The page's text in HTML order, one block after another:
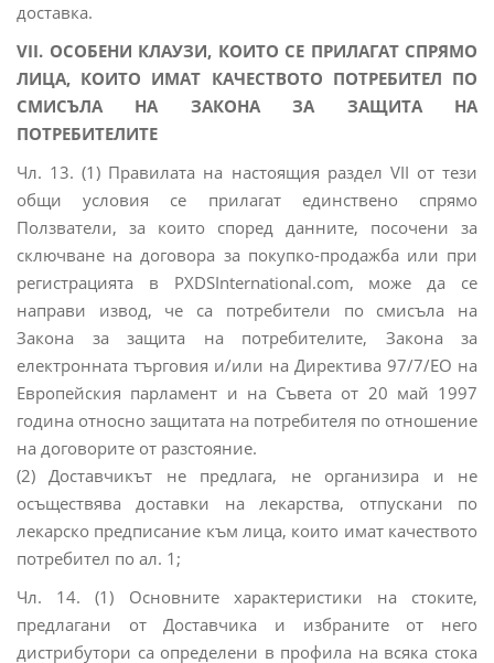
доставка.
VII. ОСОБЕНИ КЛАУЗИ, КОИТО СЕ ПРИЛАГАТ СПРЯМО
ЛИЦА, КОИТО ИМАТ КАЧЕСТВОТО ПОТРЕБИТЕЛ ПО
СМИСЪЛА НА ЗАКОНА ЗА ЗАЩИТА НА
ПОТРЕБИТЕЛИТЕ
Чл. 13. (1) Правилата на настоящия раздел VII от тези
общи условия се прилагат единствено спрямо
Ползватели, за които според данните, посочени за
сключване на договора за покупко-продажба или при
регистрацията в PXDSInternational.com, може да се
направи извод, че са потребители по смисъла на
Закона за защита на потребителите, Закона за
електронната търговия и/или на Директива 97/7/ЕО на
Европейския парламент и на Съвета от 20 май 1997
година относно защитата на потребителя по отношение
на договорите от разстояние.
(2) Доставчикът не предлага, не организира и не
осъществява доставки на лекарства, отпускани по
лекарско предписание към лица, които имат качеството
потребител по ал. 1;
Чл. 14. (1) Основните характеристики на стоките,
предлагани от Доставчика и избраните от него
дистрибутори са определени в профила на всяка стока